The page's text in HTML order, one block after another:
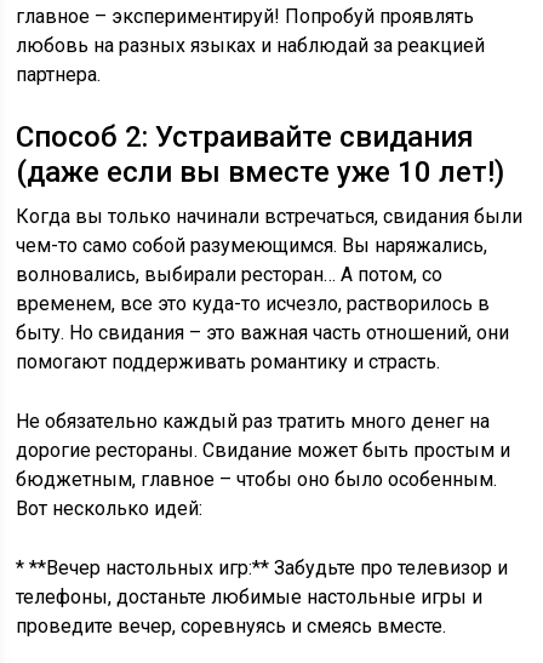
главное – экспериментируй! Попробуй проявлять
любовь на разных языках и наблюдай за реакцией
партнера.
Способ 2: Устраивайте свидания
(даже если вы вместе уже 10 лет!)
Когда вы только начинали встречаться, свидания были
чем-то само собой разумеющимся. Вы наряжались,
волновались, выбирали ресторан… А потом, со
временем, все это куда-то исчезло, растворилось в
быту. Но свидания – это важная часть отношений, они
помогают поддерживать романтику и страсть.
Не обязательно каждый раз тратить много денег на
дорогие рестораны. Свидание может быть простым и
бюджетным, главное – чтобы оно было особенным.
Вот несколько идей:
* **Вечер настольных игр:** Забудьте про телевизор и
телефоны, достаньте любимые настольные игры и
проведите вечер, соревнуясь и смеясь вместе.